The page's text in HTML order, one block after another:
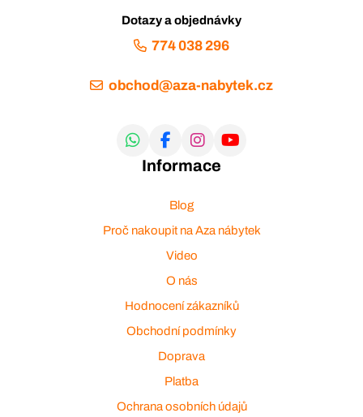
Dotazy a objednávky
774 038 296
obchod@aza-nabytek.cz
Informace
Blog
Proč nakoupit na Aza nábytek
Video
O nás
Hodnocení zákazníků
Obchodní podmínky
Doprava
Platba
Ochrana osobních údajů